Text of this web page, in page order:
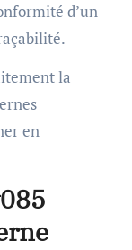
d’un
la
en